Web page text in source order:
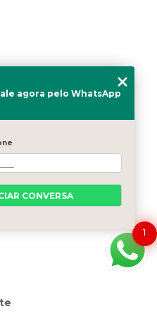
1
agora pelo WhatsApp
CONVERSA